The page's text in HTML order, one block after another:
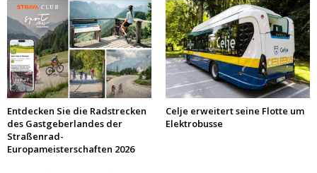
Entdecken Sie die Radstrecken
des Gastgeberlandes der
Straßenrad-
Europameisterschaften 2026
Celje erweitert seine Flotte um
Elektrobusse